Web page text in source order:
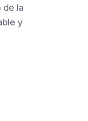
de la
y